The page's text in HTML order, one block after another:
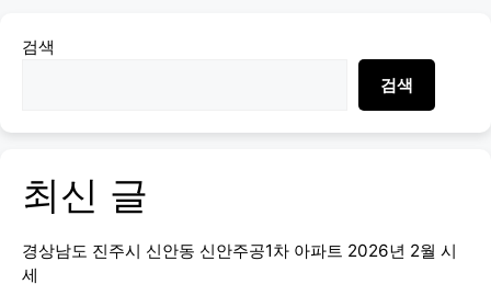
검색
검색
최신 글
경상남도 진주시 신안동 신안주공1차 아파트 2026년 2월 시
세